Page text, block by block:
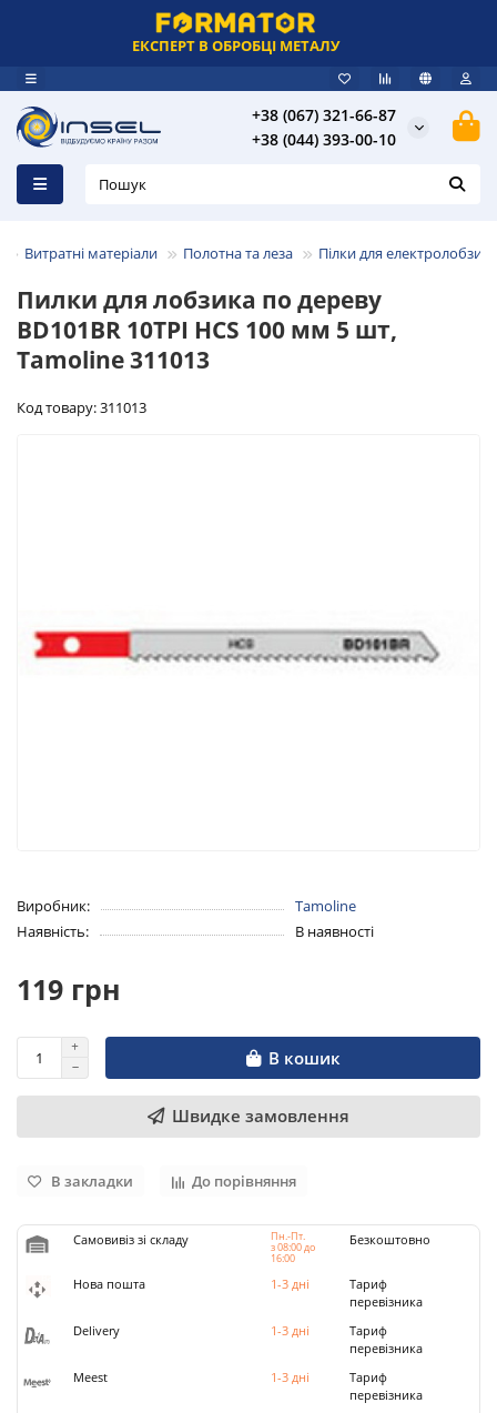
ЕКСПЕРТ В ОБРОБЦІ МЕТАЛУ
+38 (067) 321-66-87
+38 (044) 393-00-10
Витратні матеріали Полотна та леза Пілки для
Пилки для лобзика по дереву
BD101BR 10TPI HCS 100 мм 5 шт,
Tamoline 311013
Код товару: 311013
Виробник:
Tamoline
Наявність:
В наявності
119 грн
В кошик
Швидке замовлення
В закладки До порівняння
Самовивіз зі складу Пн.-Пт.
з 08:00 до
16:00
Безкоштовно
Нова пошта 1-3 дні
Тариф
перевізника
Delivery
1-3 дні
Тариф
перевізника
Meest
1-3 дні
Тариф
перевізника